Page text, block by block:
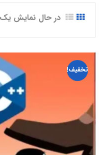
در حال نمایش
تخفیف!